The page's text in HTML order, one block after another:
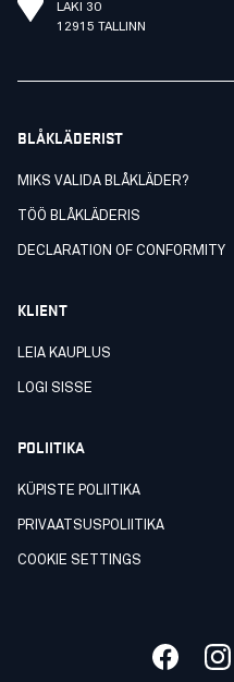
LAKI 30
12915 TALLINN
BLÅKLÄDERIST
MIKS VALIDA BLÅKLÄDER?
TÖÖ BLÅKLÄDERIS
DECLARATION OF CONFORMITY
KLIENT
LEIA KAUPLUS
LOGI SISSE
POLIITIKA
KÜPISTE POLIITIKA
PRIVAATSUSPOLIITIKA
COOKIE SETTINGS